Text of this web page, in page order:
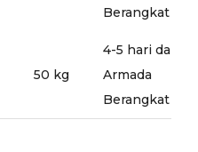
Berangkat
50 kg
4-5 hari dari
Armada
Berangkat